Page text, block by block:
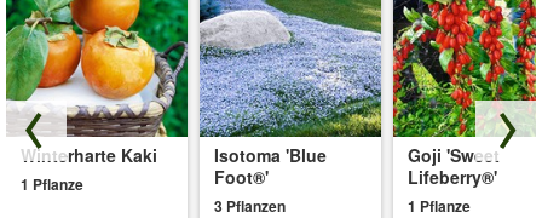
Winterharte Kaki
1 Pflanze
Isotoma 'Blue
Foot®'
3 Pflanzen
Goji 'Sweet
Lifeberry®'
1 Pflanze